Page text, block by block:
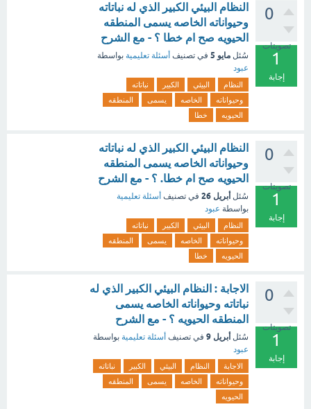
0
تصويتات
1
إجابة
النظام البيئي الكبير الذي له نباتاته
وحيواناته الخاصه يسمى المنطقه
الحيويه صح ام خطا ؟ - مع الشرح
سُئل مايو 5 في تصنيف أسئلة تعليمية بواسطة
عبود
النظام البيئي الكبير
نباتاته
وحيواناته
الخاصه يسمى
المنطقه
الحيويه
خطا
0
تصويتات
1
إجابة
النظام البيئي الكبير الذي له نباتاته
وحيواناته الخاصه يسمى المنطقه
الحيويه صح ام خطا. ؟ - مع الشرح
سُئل أبريل 26 في تصنيف أسئلة تعليمية
بواسطة عبود
النظام البيئي الكبير
نباتاته
وحيواناته
الخاصه يسمى
المنطقه
الحيويه
خطا
0
تصويتات
1
إجابة
الاجابة : النظام البيئي الكبير الذي له
نباتاته وحيواناته الخاصه يسمى
المنطقه الحيويه ؟ - مع الشرح
سُئل أبريل 9 في تصنيف أسئلة تعليمية بواسطة
عبود
الاجابة النظام البيئي الكبير
نباتاته
وحيواناته
الخاصه يسمى
المنطقه
الحيويه